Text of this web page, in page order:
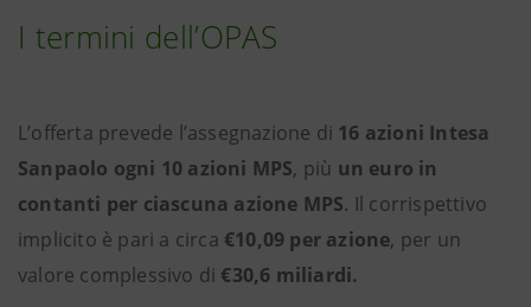
I termini dell’OPAS
L’offerta prevede l’assegnazione di 16 azioni Intesa
Sanpaolo ogni 10 azioni MPS, più un euro in
contanti per ciascuna azione MPS. Il corrispettivo
implicito è pari a circa €10,09 per azione, per un
valore complessivo di €30,6 miliardi.